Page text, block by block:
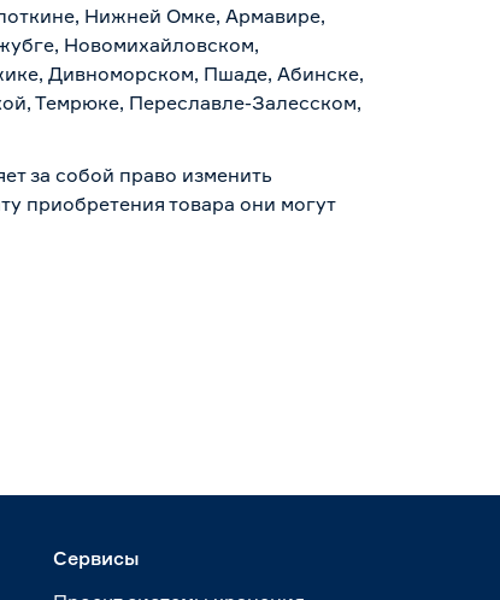
Нижней Омке, Армавире,
Новомихайловском,
Дивноморском, Пшаде, Абинске,
Темрюке, Переславле-Залесском,
за собой право изменить
приобретения товара они могут
Сервисы